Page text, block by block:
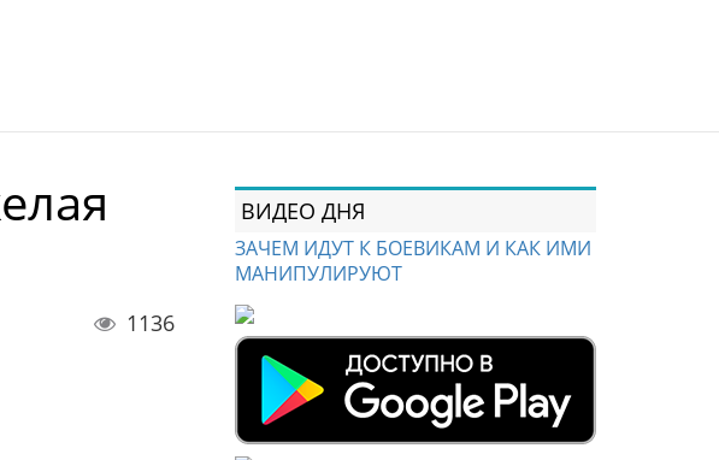
1136
ВИДЕО ДНЯ
ЗАЧЕМ ИДУТ К БОЕВИКАМ И КАК ИМИ
МАНИПУЛИРУЮТ